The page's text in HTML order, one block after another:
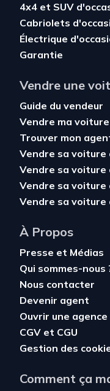
4x4 et SUV
Cabriolets
Électrique
Garantie
Vendre une
Guide du vendeur
Vendre ma voiture
Trouver mon
Vendre sa voiture
Vendre sa voiture
Vendre sa voiture
Vendre sa voiture
À Propos
Presse et Médias
Qui sommes-nous
Nous contacter
Devenir agent
Ouvrir une agence
CGV et CGU
Gestion des
Comment ça